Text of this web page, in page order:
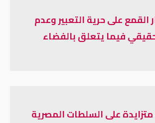
القمع على حرية التعبير وعدم
فيما يتعلق بالفضاء
على السلطات المصرية